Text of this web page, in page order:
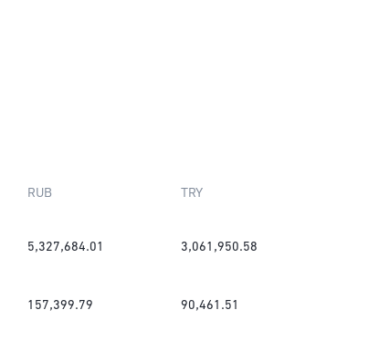
RUB TRY
5,327,684.01 3,061,950.58
157,399.79 90,461.51